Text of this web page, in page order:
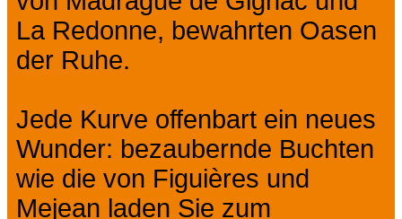
La Redonne, bewahrten Oasen
der Ruhe.
Jede Kurve offenbart ein neues
Wunder: bezaubernde Buchten
wie die von Figuières und
Mejean laden Sie zum